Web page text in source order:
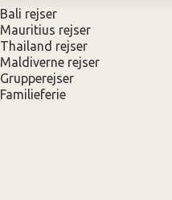
Bali rejser
Mauritius rejser
Thailand rejser
Maldiverne rejser
Grupperejser
Familieferie